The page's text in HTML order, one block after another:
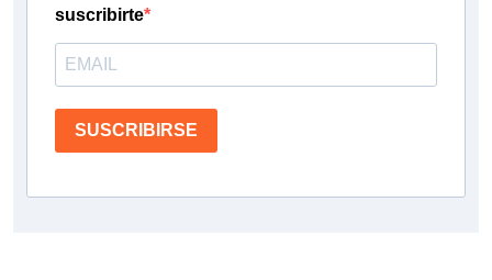
suscribirte
SUSCRIBIRSE